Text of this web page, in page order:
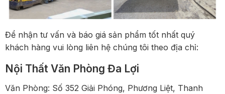
Để nhận tư vấn và báo giá sản phẩm tốt nhất quý
khách hàng vui lòng liên hệ chúng tôi theo địa chỉ:
Nội Thất Văn Phòng Đa Lợi
Văn Phòng: Số 352 Giải Phóng, Phương Liệt, Thanh